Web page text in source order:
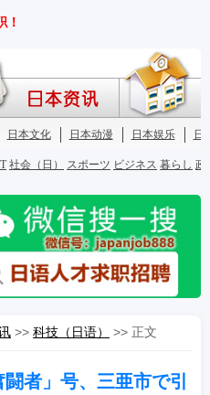
>> 科技（日语） >> 正文
者」号、三亜市で引